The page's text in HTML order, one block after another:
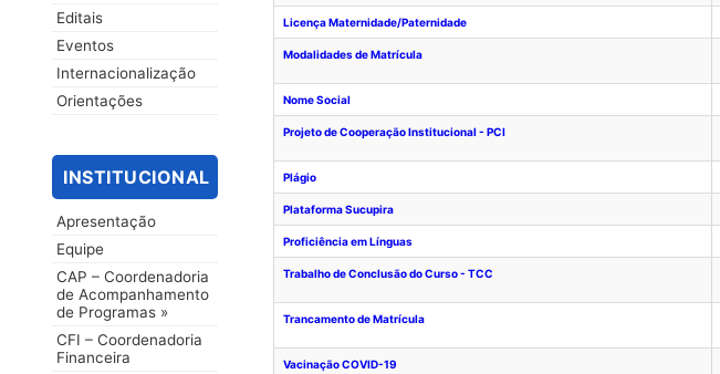
Editais
Eventos
Internacionalização
Orientações
INSTITUCIONAL
Apresentação
Equipe
CAP – Coordenadoria
de Acompanhamento
de Programas »
CFI – Coordenadoria
Financeira
Licença Maternidade/Paternidade
Modalidades de Matrícula
Nome Social
Projeto de Cooperação Institucional - PCI
Plágio
Plataforma Sucupira
Proficiência em Línguas
Trabalho de Conclusão do Curso - TCC
Trancamento de Matrícula
Vacinação COVID-19